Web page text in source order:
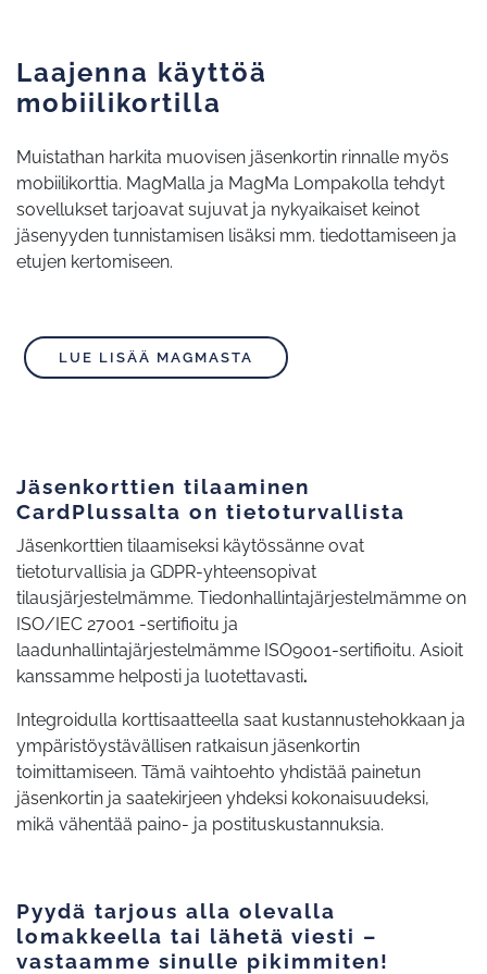
Laajenna käyttöä
mobiilikortilla
Muistathan harkita muovisen jäsenkortin rinnalle myös
mobiilikorttia. MagMalla ja MagMa Lompakolla tehdyt
sovellukset tarjoavat sujuvat ja nykyaikaiset keinot
jäsenyyden tunnistamisen lisäksi mm. tiedottamiseen ja
etujen kertomiseen.
LUE LISÄÄ MAGMASTA
Jäsenkorttien tilaaminen
CardPlussalta on tietoturvallista
Jäsenkorttien tilaamiseksi käytössänne ovat
tietoturvallisia ja GDPR-yhteensopivat
tilausjärjestelmämme. Tiedonhallintajärjestelmämme on
ISO/IEC 27001 -sertifioitu ja
laadunhallintajärjestelmämme ISO9001-sertifioitu. Asioit
kanssamme helposti ja luotettavasti.
Integroidulla korttisaatteella saat kustannustehokkaan ja
ympäristöystävällisen ratkaisun jäsenkortin
toimittamiseen. Tämä vaihtoehto yhdistää painetun
jäsenkortin ja saatekirjeen yhdeksi kokonaisuudeksi,
mikä vähentää paino- ja postituskustannuksia.
Pyydä tarjous alla olevalla
lomakkeella tai lähetä viesti –
vastaamme sinulle pikimmiten!